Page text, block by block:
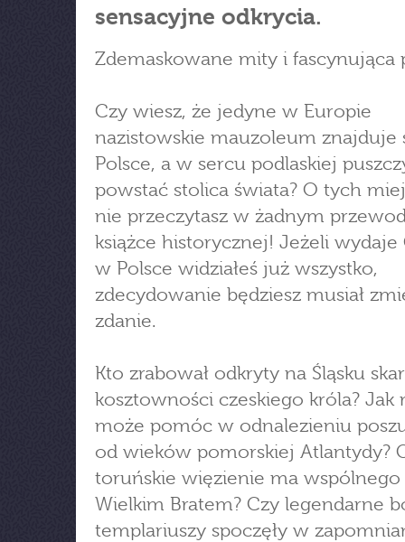
sensacyjne odkrycia.
Zdemaskowane mity i fascynująca
Czy wiesz, że jedyne w Europie
nazistowskie mauzoleum znajduje
Polsce, a w sercu podlaskiej
powstać stolica świata? O tych
nie przeczytasz w żadnym
książce historycznej! Jeżeli wydaje
w Polsce widziałeś już wszystko,
zdecydowanie będziesz musiał
zdanie.
Kto zrabował odkryty na Śląsku
kosztowności czeskiego króla? Jak
może pomóc w odnalezieniu
od wieków pomorskiej Atlantydy?
toruńskie więzienie ma wspólnego
Wielkim Bratem? Czy legendarne
templariuszy spoczęły w